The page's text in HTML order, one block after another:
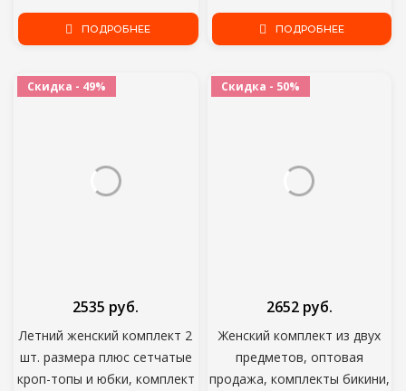
четверти кроп-топы и шорты
фиолетовый тренировочные
Оптовая продажа; Прямая
поставка;
ПОДРОБНЕЕ
с v-образным вырезом,
свободные сексуальные
Повседневная Женская
комбинезон размера плюс
ПОДРОБНЕЕ
Скидка - 49%
Летний женский комплект 2
шт. размера плюс сетчатые
кроп-топы и юбки, комплект
2535 руб.
Скидка - 50%
Женский комплект из двух
предметов, оптовая
продажа, комплекты бикини,
2652 руб.